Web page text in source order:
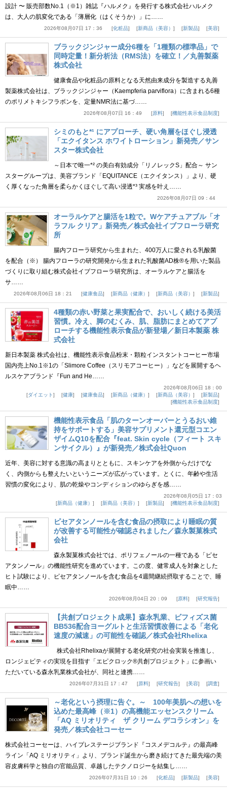
設計 〜 販売部数No.1（※1）雑誌『ハルメク』を発行する株式会社ハルメク
は、大人の肌変化である「薄層化（はくそうか）」に……
2026年08月07日 17：36 化粧品 新商品（美容） 新製品 美容
ブラックジンジャー成分6種を「1種類の標準品」で
同時定量！新分析法（RMS法）を確立！／丸善製薬
株式会社
健康食品や化粧品の原料となる天然由来成分を製造する丸善
製薬株式会社は、ブラックジンジャー（Kaempferia parviflora）に含まれる6種
のポリメトキシフラボンを、定量NMR法に基づ……
2026年08月07日 16：49 原料 機能性表示食品制度
シミのもと*¹ にアプローチ、硬い角層をほぐし浸透
「エクイタンス ホワイトローション」新発売／サン
スター株式会社
～日本で唯一*² の美白有効成分「リノレックS」配合～ サン
スターグループは、美容ブランド「EQUITANCE（エクイタンス）」より、硬
く厚くなった角層を柔らかくほぐして高い浸透*³ 実感を叶え……
2026年08月07日 09：44
オーラルケアと腸活を1粒で。Wケアチュアブル「オ
ラフル クリア」新発売／株式会社イブフローラ研究
所
腸内フローラ研究から生まれた、400万人に愛される乳酸菌
を配合（※） 腸内フローラの研究開発から生まれた乳酸菌AD株®を用いた製品
づくりに取り組む株式会社イブフローラ研究所は、オーラルケアと腸活を
サ……
2026年08月06日 18：21 健康食品 新商品（健康） 新商品（美容） 新製品
4種類の赤い野菜と果実配合で、おいしく続ける美活
習慣。冷え、脚のむくみ、肌、脂肪にまとめてアプ
ローチする機能性表示食品が新登場／新日本製薬 株
式会社
新日本製薬 株式会社は、機能性表示食品粉末・顆粒インスタントコーヒー市場
国内売上No.1※1の「Slimore Coffee（スリモアコーヒー）」などを展開するヘ
ルスケアブランド『Fun and He……
2026年08月06日 18：00
ダイエット
健康 健康食品 新商品（健康） 新商品（美容）
新製品
機能性表示食品制度
機能性表示食品「肌のターンオーバーとうるおい維
持をサポートする」美容サプリメント還元型コエン
ザイムQ10を配合『feat. Skin cycle（フィート スキ
ンサイクル）』が新発売／株式会社Quon
近年、美容に対する意識の高まりとともに、スキンケアを外側からだけでな
く、内側からも整えたいというニーズが広がっています。とくに、年齢や生活
習慣の変化により、肌の乾燥やコンディションのゆらぎを感……
2026年08月05日 17：03
新商品（健康）
新商品（美容） 新製品 機能性表示食品制度
ピセアタンノールを含む食品の摂取により睡眠の質
が改善する可能性が確認されました／森永製菓株式
会社
森永製菓株式会社では、ポリフェノールの一種である「ピセ
アタンノール」の機能性研究を進めています。この度、健常成人を対象とした
ヒト試験により、ピセアタンノールを含む食品を4週間継続摂取することで、睡
眠中……
2026年08月04日 20：09 原料 研究報告
【共創プロジェクト成果】森永乳業、ビフィズス菌
BB536配合ヨーグルトと生活習慣改善による「老化
速度の減速」の可能性を確認／株式会社Rhelixa
株式会社Rhelixaが展開する老化研究の社会実装を推進し、
ロンジェビティの実現を目指す「エピクロック®共創プロジェクト」に参画い
ただいている森永乳業株式会社が、同社と連携……
2026年07月31日 17：47 原料 研究報告 美容 調査
～老化という摂理に告ぐ。～ 100年美肌への想いを
込めた最高峰（※1）の高機能エッセンスクリーム
「AQ ミリオリティ ザ クリーム デコラシオン」を
発売／株式会社コーセー
株式会社コーセーは、ハイプレステージブランド『コスメデコルテ』の最高峰
ライン「AQ ミリオリティ」より、ブランド誕生から磨き続けてきた最先端の美
容皮膚科学と独自の官能品質、卓越したテクノロジーを結集し……
2026年07月31日 10：26 化粧品 新製品 美容